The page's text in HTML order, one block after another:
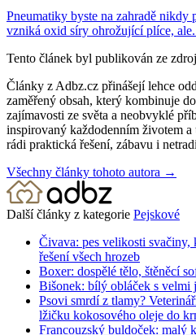
Pneumatiky byste na zahradě nikdy
vzniká oxid síry ohrožující plíce,
Tento článek byl publikován ze
Články z Adbz.cz přinášejí lehce
zaměřený obsah, který kombinuje
zajímavosti ze světa a neobvyklé
inspirovaný každodenním životem
rádi praktická řešení, zábavu i
Všechny články tohoto autora →
Další články z kategorie Pejskové
Čivava: pes velikosti svačiny,
řešení všech hrozeb
Boxer: dospělé tělo, štěněcí
Bišonek: bílý obláček s velmi
Psovi smrdí z tlamy?
lžičku kokosového oleje do
Francouzský buldoček: malý